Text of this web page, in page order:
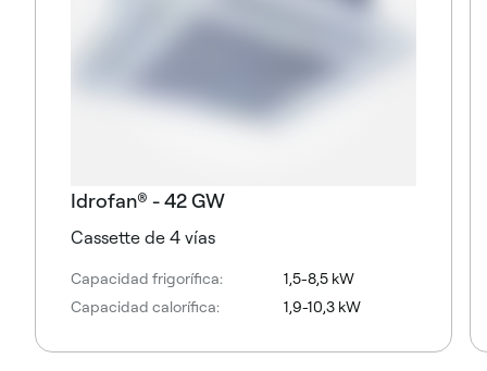
Idrofan® - 42 GW
Cassette de 4 vías
Capacidad frigorífica:
1,5-8,5 kW
Capacidad calorífica:
1,9-10,3 kW